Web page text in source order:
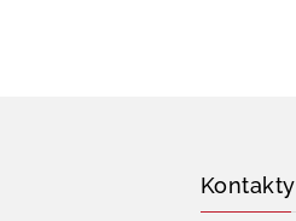
Kontakty